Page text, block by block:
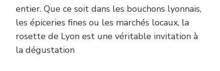
entier. Que ce soit dans les bouchons lyonnais,
les épiceries fines ou les marchés locaux, la
rosette de Lyon est une véritable invitation à
la dégustation